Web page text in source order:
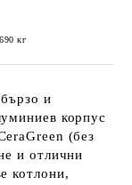
кг
и
корпус
(без
и отлични
котлони,